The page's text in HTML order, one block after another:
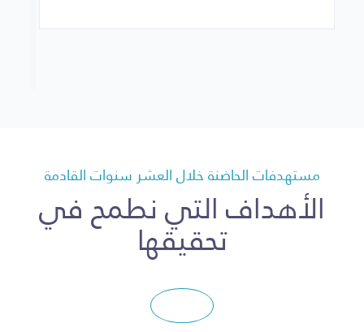
خدمات القطاع للأفراد
خدمات القطاع للأعمال
تقاطع القطاع مع الرؤية
تقاطع القطاع مع التنمية المستدامة
مستهدفات الحاضنة خلال العشر سنوات القادمة
الأهداف التي نطمح في
تحقيقها